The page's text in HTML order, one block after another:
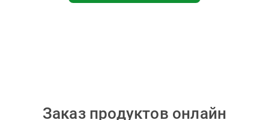
Заказ продуктов онлайн